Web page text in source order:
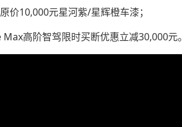
价10,000元星河紫/星辉橙车漆；
Max高阶智驾限时买断优惠立减30,000元。